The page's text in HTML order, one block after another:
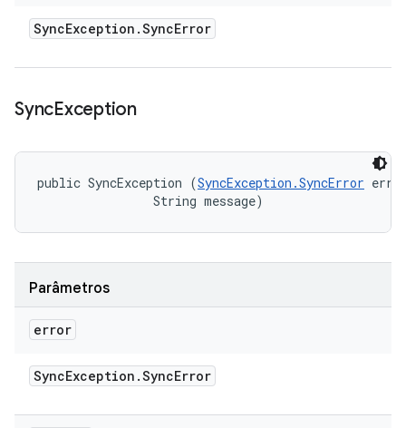
SyncException .SyncError
SyncException
public SyncException (SyncException.SyncError
                String message)
Parâmetros
error
SyncException .SyncError